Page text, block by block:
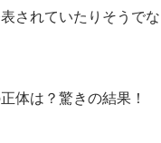
されていたりそうでな
体は？驚きの結果！